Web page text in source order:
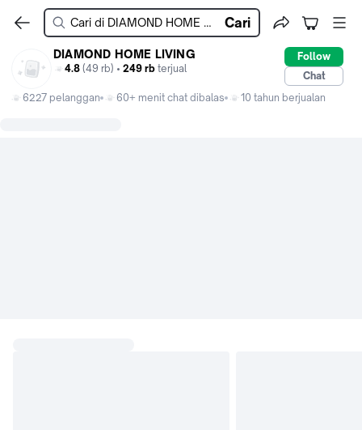
Cari
DIAMOND HOME LIVING
4.8 (49 rb) • 249 rb terjual
Follow
Chat
6227 pelanggan
60+ menit chat dibalas 10 tahun berjualan